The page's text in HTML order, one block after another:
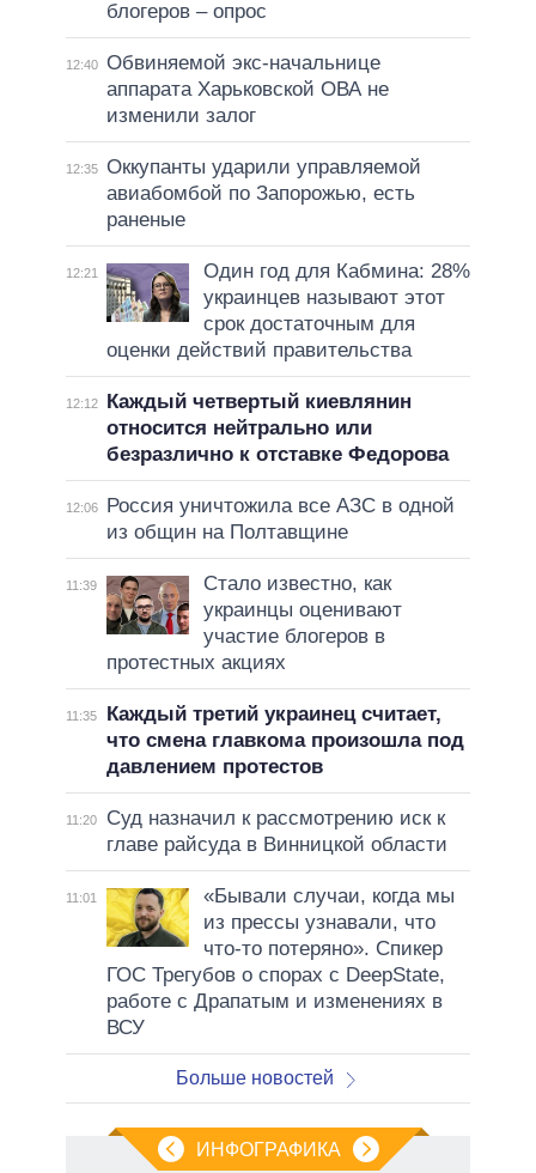
блогеров – опрос
12:40 Обвиняемой экс-начальнице
аппарата Харьковской ОВА не
изменили залог
12:35 Оккупанты ударили управляемой
авиабомбой по Запорожью, есть
раненые
12:21
Один год для Кабмина: 28%
украинцев называют этот
срок достаточным для
оценки действий правительства
12:12
Каждый четвертый киевлянин
относится нейтрально или
безразлично к отставке Федорова
12:06
Россия уничтожила все АЗС в одной
из общин на Полтавщине
11:39
Стало известно, как
украинцы оценивают
участие блогеров в
протестных акциях
11:35
Каждый третий украинец считает,
что смена главкома произошла под
давлением протестов
11:20
Суд назначил к рассмотрению иск к
главе райсуда в Винницкой области
11:01
«Бывали случаи, когда мы
из прессы узнавали, что
что-то потеряно». Спикер
ГОС Трегубов о спорах с DeepState,
работе с Драпатым и изменениях в
ВСУ
Больше новостей
ИНФОГРАФИКА